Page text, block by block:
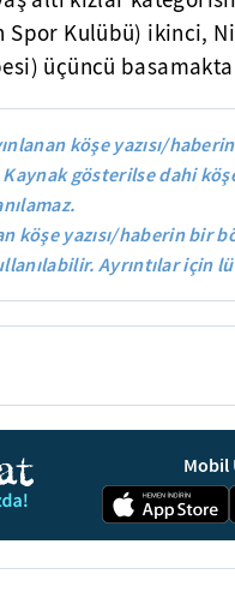
Spor Kulübü) ikinci,
üçüncü
köşe yazısı/
gösterilse dahi
köşe yazısı/haberin bir
Ayrıntılar için
Mobil